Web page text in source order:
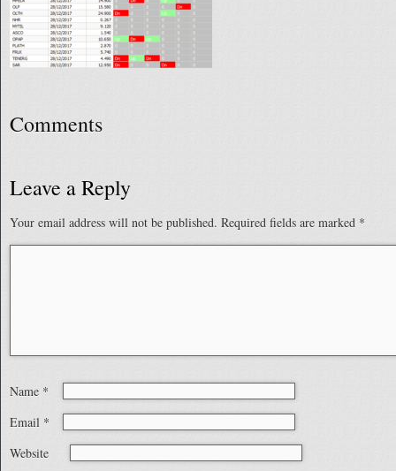
Comments
Leave a Reply
Your email address will not be published. Required fields are marked *
Name *
Email *
Website